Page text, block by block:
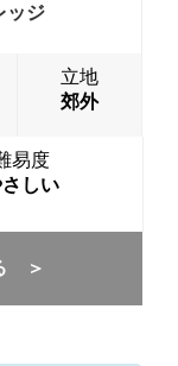
ッジ
立地
郊外
易度
しい
＞